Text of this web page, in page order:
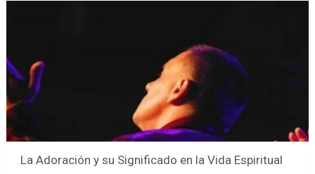
La Adoración y su Significado en la Vida Espiritual